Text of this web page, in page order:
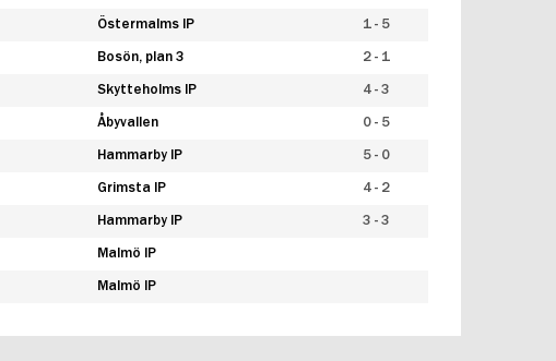
Östermalms IP 1 - 5
Bosön, plan 3 2 - 1
Skytteholms IP 4 - 3
Åbyvallen 0 - 5
Hammarby IP 5 - 0
Grimsta IP 4 - 2
Hammarby IP 3 - 3
Malmö IP
Malmö IP